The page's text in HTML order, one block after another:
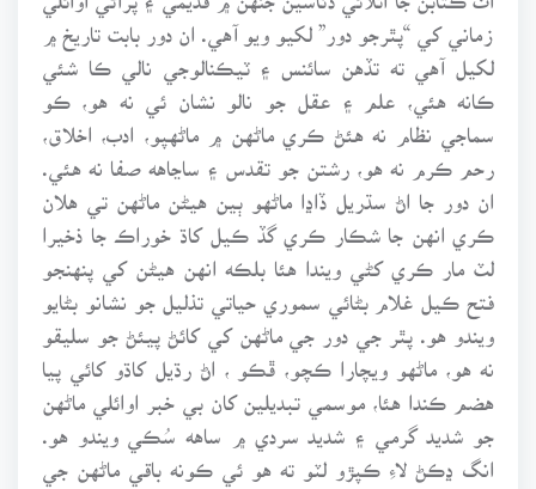
زماني کي “پٿرجو دور” لکيو ويو آهي. ان دور بابت تاريخ ۾
لکيل آهي ته تڏهن سائنس ۽ ٽيڪنالوجي نالي ڪا شئي
ڪانه هئي، علم ۽ عقل جو نالو نشان ئي نه هو، ڪو
سماجي نظام نه هئڻ ڪري ماڻهن ۾ ماڻهپو، ادب، اخلاق،
رحم ڪرم نه هو، رشتن جو تقدس ۽ ساڃاهه صفا نه هئي.
ان دور جا اڻ سڌريل ڏاڍا ماڻهو ٻين هيڻن ماڻهن تي هلان
ڪري انهن جا شڪار ڪري گڏ ڪيل کاڌ خوراڪ جا ذخيرا
لٽ مار ڪري کڻي ويندا هئا بلڪه انهن هيڻن کي پنهنجو
فتح ڪيل غلام بڻائي سموري حياتي تذليل جو نشانو بڻايو
ويندو هو. پٿر جي دور جي ماڻهن کي کائڻ پيئڻ جو سليقو
نه هو، ماڻهو ويچارا ڪچو، ڦڪو ، اڻ رڌيل کاڌو کائي پيا
هضم ڪندا هئا، موسمي تبديلين کان بي خبر اوائلي ماڻهن
جو شديد گرمي ۽ شديد سردي ۾ ساهه سُڪي ويندو هو.
انگ ڍڪڻ لاءِ ڪپڙو لٽو ته هو ئي ڪونه باقي ماڻهن جي